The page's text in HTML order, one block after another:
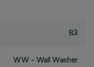
83
WW - Wall Washer